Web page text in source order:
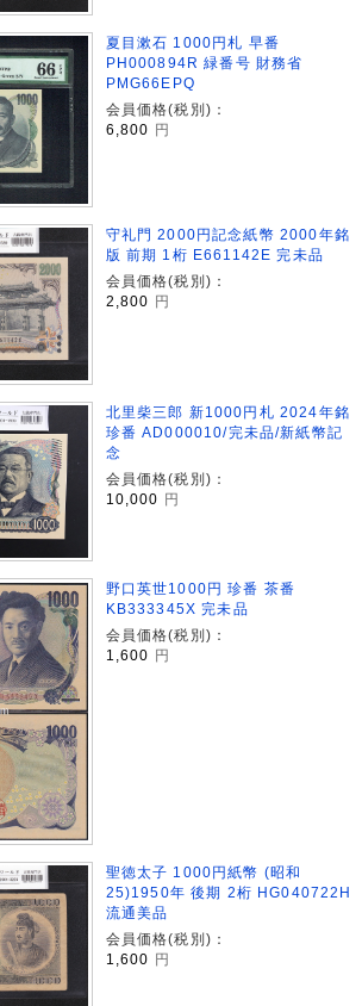
夏目漱石 1000円札 早番
PH000894R 緑番号 財務省
PMG66EPQ
会員価格(税別)：
6,800 円
守礼門 2000円記念紙幣 2000年銘
版 前期 1桁 E661142E 完未品
会員価格(税別)：
2,800 円
北里柴三郎 新1000円札 2024年銘
珍番 AD000010/完未品/新紙幣記
念
会員価格(税別)：
10,000 円
野口英世1000円 珍番 茶番
KB333345X 完未品
会員価格(税別)：
1,600
円
聖徳太子 1000円紙幣 (昭和
25)1950年 後期 2桁 HG040722H
流通美品
会員価格(税別)：
1,600 円